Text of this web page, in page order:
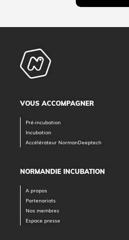
VOUS ACCOMPAGNER
Pré-incubation
Incubation
Accélérateur NormanDeeptech
NORMANDIE INCUBATION
A propos
Partenariats
Nos membres
Espace presse